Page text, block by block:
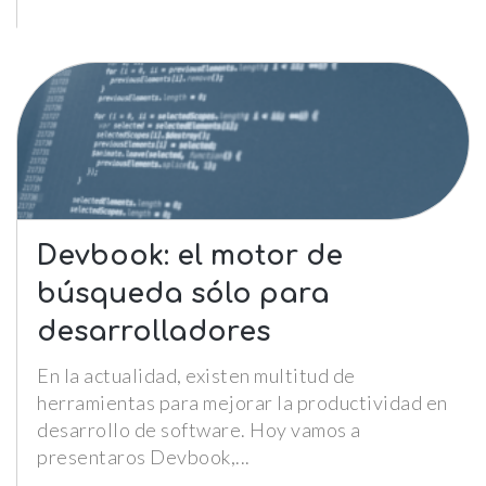
Devbook: el motor de
búsqueda sólo para
desarrolladores
En la actualidad, existen multitud de
herramientas para mejorar la productividad en
desarrollo de software. Hoy vamos a
presentaros Devbook,
posible que determinadas
página web no funcionen
podamos
mejorar la
funcionalidad y
estructura de
la web, en
_ga | _gid |
_gat_ |
_hjSession |
_hjSessionUser